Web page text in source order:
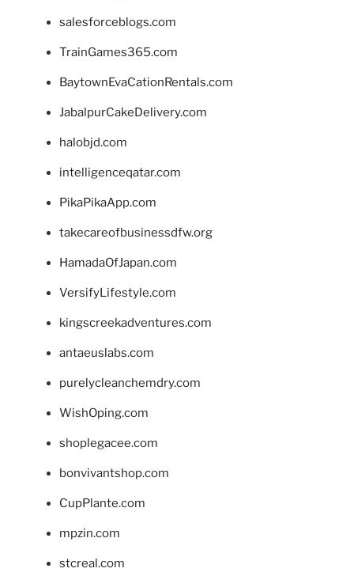
salesforceblogs.com
TrainGames365.com
BaytownEvaCationRentals.com
JabalpurCakeDelivery.com
halobjd.com
intelligenceqatar.com
PikaPikaApp.com
takecareofbusinessdfw.org
HamadaOfJapan.com
VersifyLifestyle.com
kingscreekadventures.com
antaeuslabs.com
purelycleanchemdry.com
WishOping.com
shoplegacee.com
bonvivantshop.com
CupPlante.com
mpzin.com
stcreal.com